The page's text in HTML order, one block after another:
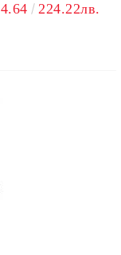
224.22лв.